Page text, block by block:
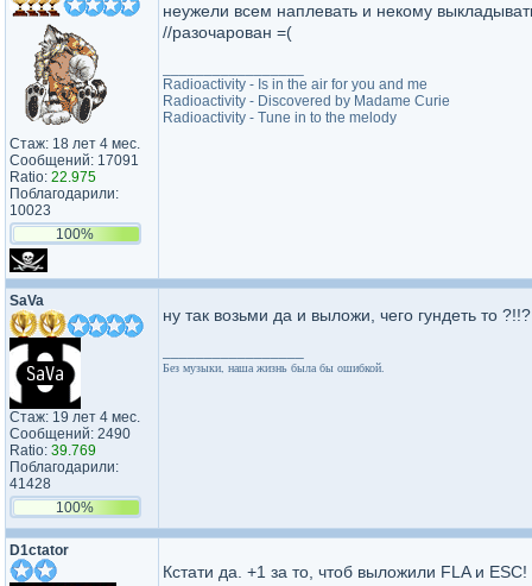
Стаж: 18 лет 4 мес.
Сообщений: 17091
Ratio: 22.975
Поблагодарили:
10023
100%
неужели всем наплевать и некому
//разочарован =(
Radioactivity - Is in the air for you and me
Radioactivity - Discovered by Madame Curie
Radioactivity - Tune in to the melody
SаVa
Стаж: 19 лет 4 мес.
Сообщений: 2490
Ratio: 39.769
Поблагодарили:
41428
100%
ну так возьми да и выложи, чего гундеть то
Без музыки, наша жизнь была бы ошибкой.
D1ctator
Кстати да. +1 за то, чтоб выложили FLA и